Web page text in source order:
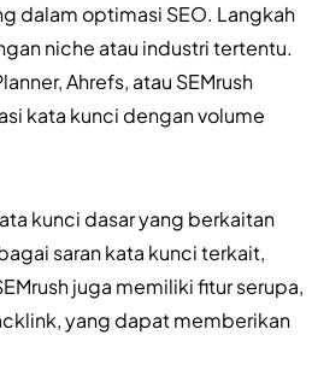
dalam optimasi SEO. Langkah
niche atau industri tertentu.
Ahrefs, atau SEMrush
kata kunci dengan volume
kunci dasar yang berkaitan
saran kata kunci terkait,
juga memiliki fitur serupa,
yang dapat memberikan